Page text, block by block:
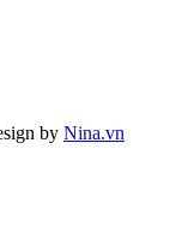
by Nina.vn